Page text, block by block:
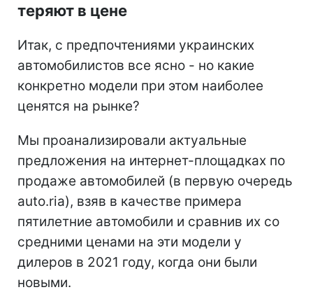
теряют в цене
Итак, с предпочтениями украинских
автомобилистов все ясно - но какие
конкретно модели при этом наиболее
ценятся на рынке?
Мы проанализировали актуальные
предложения на интернет-площадках по
продаже автомобилей (в первую очередь
auto.ria), взяв в качестве примера
пятилетние автомобили и сравнив их со
средними ценами на эти модели у
дилеров в 2021 году, когда они были
новыми.